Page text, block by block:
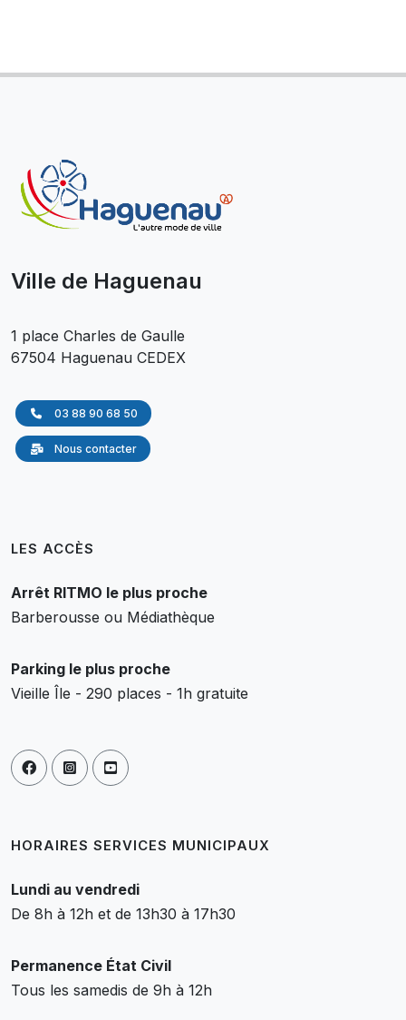
Ville de Haguenau
1 place Charles de Gaulle
67504 Haguenau CEDEX
03 88 90 68 50
Nous contacter
LES ACCÈS
Arrêt RITMO le plus proche
Barberousse ou Médiathèque
Parking le plus proche
Vieille Île - 290 places - 1h gratuite
HORAIRES SERVICES MUNICIPAUX
Lundi au vendredi
De 8h à 12h et de 13h30 à 17h30
Permanence État Civil
Tous les samedis de 9h à 12h